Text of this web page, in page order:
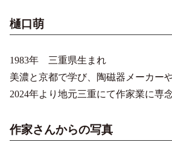
樋口萌
1983年 三重県生まれ
美濃と京都で学び、陶磁器メーカー
2024年より地元三重にて作家業に専
作家さんからの写真